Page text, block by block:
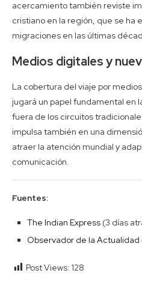
acercamiento también reviste
cristiano en la región, que se ha
migraciones en las últimas
Medios digitales y
La cobertura del viaje por
jugará un papel fundamental en
fuera de los circuitos
impulsa también en una
atraer la atención mundial y
comunicación.
Fuentes:
The Indian Express (3 días
Observador de la Actualidad
Post Views: 128